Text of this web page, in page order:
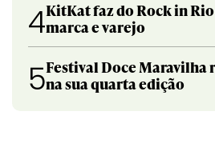
4KitKat faz do Rock in
marca e varejo
5Festival Doce Maravilha
na sua quarta edição